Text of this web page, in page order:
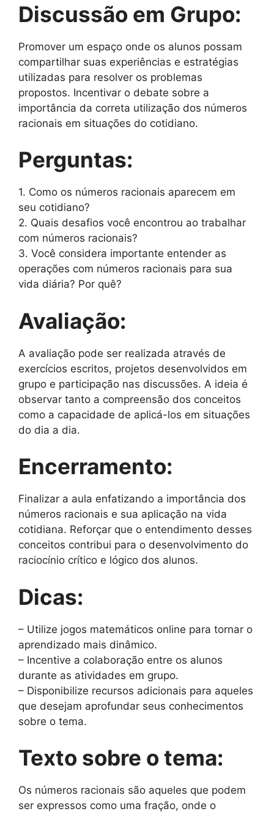
Discussão em Grupo:
Promover um espaço onde os alunos possam
compartilhar suas experiências e estratégias
utilizadas para resolver os problemas
propostos. Incentivar o debate sobre a
importância da correta utilização dos números
racionais em situações do cotidiano.
Perguntas:
1. Como os números racionais aparecem em
seu cotidiano?
2. Quais desafios você encontrou ao trabalhar
com números racionais?
3. Você considera importante entender as
operações com números racionais para sua
vida diária? Por quê?
Avaliação:
A avaliação pode ser realizada através de
exercícios escritos, projetos desenvolvidos em
grupo e participação nas discussões. A ideia é
observar tanto a compreensão dos conceitos
como a capacidade de aplicá-los em situações
do dia a dia.
Encerramento:
Finalizar a aula enfatizando a importância dos
números racionais e sua aplicação na vida
cotidiana. Reforçar que o entendimento desses
conceitos contribui para o desenvolvimento do
raciocínio crítico e lógico dos alunos.
Dicas:
– Utilize jogos matemáticos online para tornar o
aprendizado mais dinâmico.
– Incentive a colaboração entre os alunos
durante as atividades em grupo.
– Disponibilize recursos adicionais para aqueles
que desejam aprofundar seus conhecimentos
sobre o tema.
Texto sobre o tema:
Os números racionais são aqueles que podem
ser expressos como uma fração, onde o